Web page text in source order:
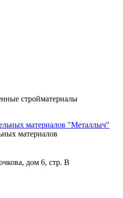
стройматериалы
материалов
дом 6, стр. В